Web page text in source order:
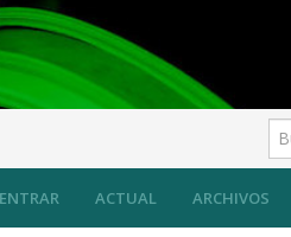
ACTUAL ARCHIVOS
ENTRAR